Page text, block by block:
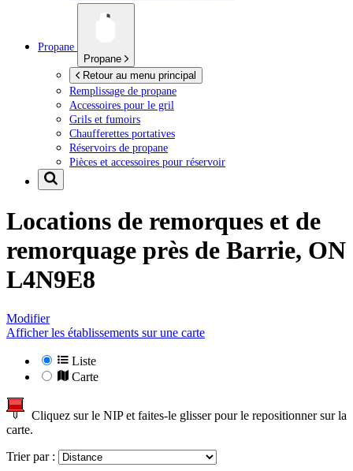
Propane
Propane
Retour au menu principal
Remplissage de propane
Accessoires pour le gril
Grils et fumoirs
Chaufferettes portatives
Réservoirs de propane
Pièces et accessoires pour réservoir
Locations de remorques et de
remorquage près de Barrie, ON
L4N9E8
Modifier
Afficher les établissements sur une carte
Liste
Carte
Cliquez sur le NIP et faites-le glisser pour le repositionner sur la
carte.
Trier par :